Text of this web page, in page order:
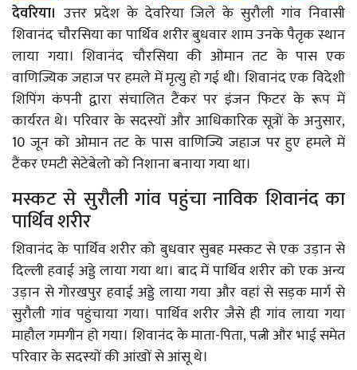
देवरिया। उत्तर प्रदेश के देवरिया जिले के सुरौली गांव निवासी
शिवानंद चौरसिया का पार्थिव शरीर बुधवार शाम उनके पैतृक स्थान
लाया गया। शिवानंद चौरसिया की ओमान तट के पास एक
वाणिज्यिक जहाज पर हमले में मृत्यु हो गई थी। शिवानंद एक विदेशी
शिपिंग कंपनी द्वारा संचालित टैंकर पर इंजन फिटर के रूप में
कार्यरत थे। परिवार के सदस्यों और आधिकारिक सूत्रों के अनुसार,
10 जून को ओमान तट के पास वाणिज्यि जहाज पर हुए हमले में
टैंकर एमटी सेटेबेलो को निशाना बनाया गया था।
मस्कट से सुरौली गांव पहुंचा नाविक शिवानंद का
पार्थिव शरीर
शिवानंद के पार्थिव शरीर को बुधवार सुबह मस्कट से एक उड़ान से
दिल्ली हवाई अड्डे लाया गया था। बाद में पार्थिव शरीर को एक अन्य
उड़ान से गोरखपुर हवाई अड्डे लाया गया और वहां से सड़क मार्ग से
सुरौली गांव पहुंचाया गया। पार्थिव शरीर जैसे ही गांव लाया गया
माहौल गमगीन हो गया। शिवानंद के माता-पिता, पत्नी और भाई समेत
परिवार के सदस्यों की आंखों से आंसू थे।